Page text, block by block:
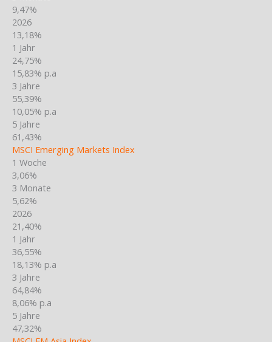
9,47%
2026
13,18%
1 Jahr
24,75%
15,83% p.a
3 Jahre
55,39%
10,05% p.a
5 Jahre
61,43%
MSCI Emerging Markets Index
1 Woche
3,06%
3 Monate
5,62%
2026
21,40%
1 Jahr
36,55%
18,13% p.a
3 Jahre
64,84%
8,06% p.a
5 Jahre
47,32%